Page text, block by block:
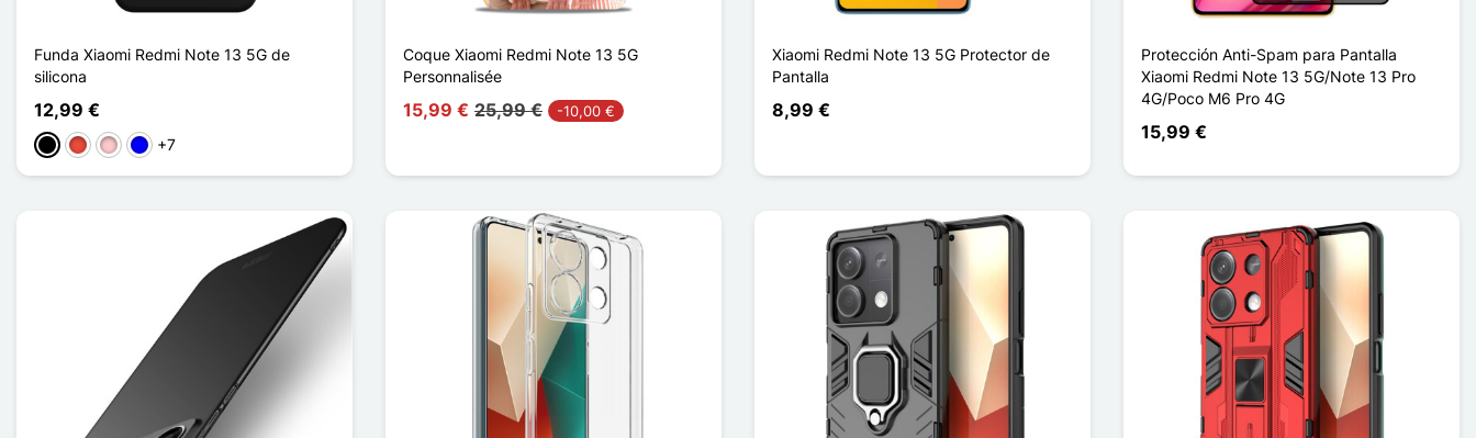
Funda Xiaomi Redmi Note 13 5G de
silicona
12,99 €
NegroRojoRosaAzul+7
Coque Xiaomi Redmi Note 13 5G
Personnalisée
15,99 € 25,99 € -10,00 €
Xiaomi Redmi Note 13 5G Protector de
Pantalla
8,99 €
Protección Anti-Spam para Pantalla
Xiaomi Redmi Note 13 5G/Note 13 Pro
4G/Poco M6 Pro 4G
15,99 €